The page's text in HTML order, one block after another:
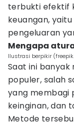
terbukti efektif
keuangan,
pengeluaran
Mengapa
Ilustrasi berpikir
Saat ini
populer, salah
yang membagi
keinginan, dan
Metode